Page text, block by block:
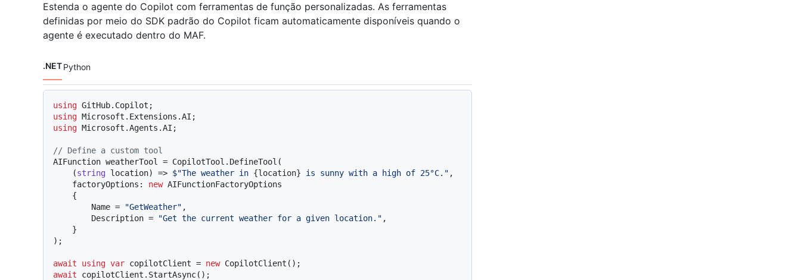
Estenda o agente do Copilot com ferramentas de função personalizadas. As ferramentas
definidas por meio do SDK padrão do Copilot ficam automaticamente disponíveis quando o
agente é executado dentro do MAF.
Idiomas de código navigation
.NETPython
using
using
using Microsoft.Agents.AI;
// Define a custom tool
AIFunction weatherTool = CopilotTool.DefineTool(
    (
string location) => $"The weather in {location} is sunny with a high of 25°C." ,
    factoryOptions:
new AIFunctionFactoryOptions
        Name =
"GetWeather" ,
        Description =
"Get the current weather for a given location." ,
);
await using var copilotClient = new
await copilotClient.StartAsync();